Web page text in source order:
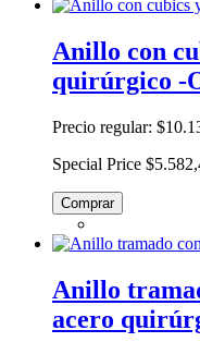
Anillo con
quirúrgico -
Precio regular:
Special Price
Comprar
Anillo
acero